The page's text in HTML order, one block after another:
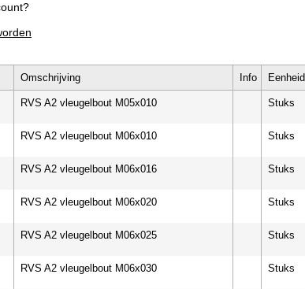
Omschrijving Info Eenheid
RVS A2 vleugelbout M05x010 Stuks
RVS A2 vleugelbout M06x010 Stuks
RVS A2 vleugelbout M06x016 Stuks
RVS A2 vleugelbout M06x020 Stuks
RVS A2 vleugelbout M06x025 Stuks
RVS A2 vleugelbout M06x030 Stuks